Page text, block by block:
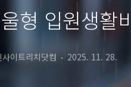
형 입원생
이트리치닷컴 2025. 11. 28.